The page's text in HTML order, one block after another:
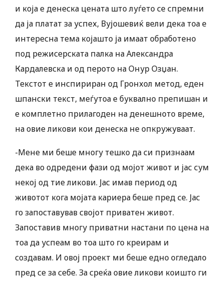
и која е денеска цената што луѓето се спремни
да ја платат за успех, Вујошевиќ вели дека тоа е
интересна тема којашто ја имаат обработено
под режисерската палка на Александра
Кардалевска и од перото на Онур Озџан.
Текстот е инспириран од Гронхол метод, еден
шпански текст, меѓутоа е буквално препишан и
е комплетно прилагоден на денешното време,
на овие ликови кои денеска не опкружуваат.
-Мене ми беше многу тешко да си признаам
дека во одредени фази од мојот живот и јас сум
некој од тие ликови. Јас имав период од
животот кога мојата кариера беше пред се. Јас
го запоставував својот приватен живот.
Запоставив многу приватни настани по цена на
тоа да успеам во тоа што го креирам и
создавам. И овој проект ми беше едно огледало
пред се за себе. За среќа овие ликови коишто ги